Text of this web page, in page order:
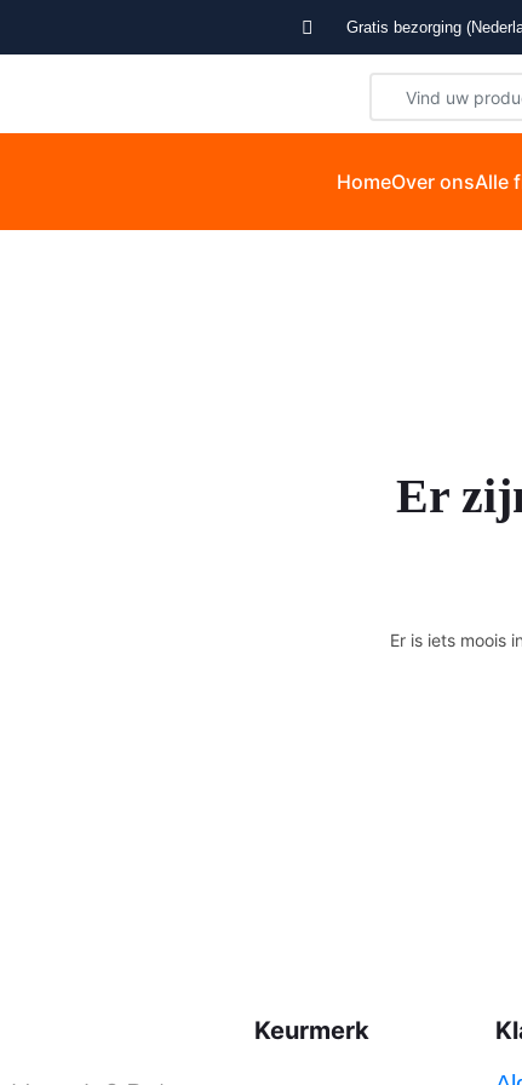
Gratis bezorging
HomeOver onsAlle
Er
Er is iets moois
Keurmerk